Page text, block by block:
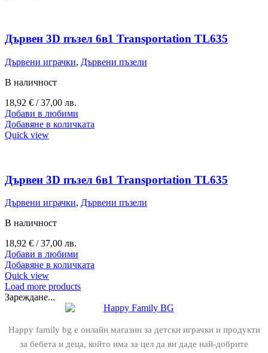
Дървен 3D пъзел 6в1 Transportation TL635
Дървени играчки, Дървени пъзели
В наличност
18,92 € / 37,00 лв.
Добави в любими
Добавяне в количката
Quick view
Дървен 3D пъзел 6в1 Transportation TL635
Дървени играчки, Дървени пъзели
В наличност
18,92 € / 37,00 лв.
Добави в любими
Добавяне в количката
Quick view
Load more products
Зареждане...
Happy family bg е онлайн магазин за детски играчки и продукти
за бебета и деца, който има за цел да ви даде най-добрите